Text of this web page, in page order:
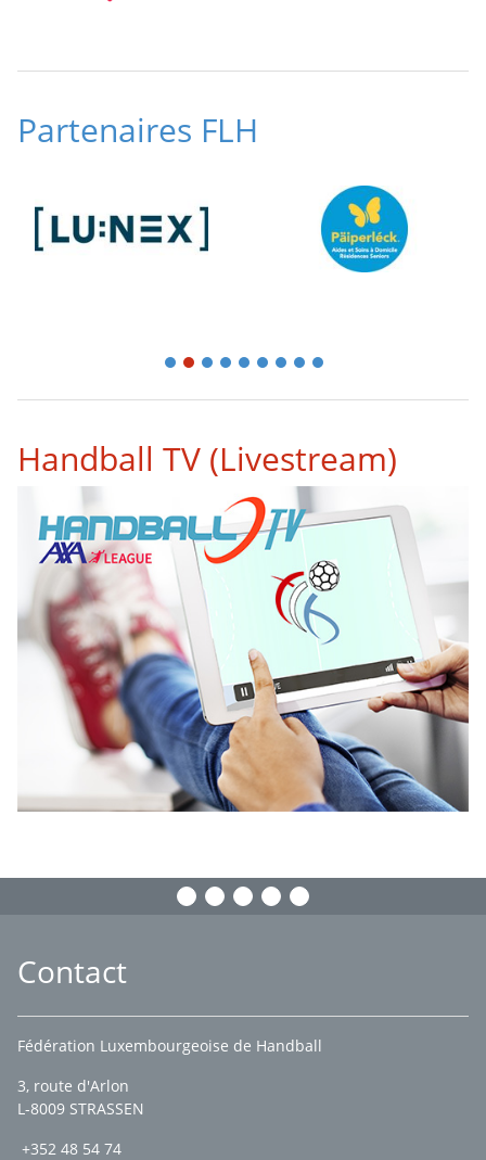
Partenaires FLH
1 2 3 4 5 6 7 8 9
Handball TV (Livestream)
Contact
Fédération Luxembourgeoise de Handball
3, route d'Arlon
L-8009 STRASSEN
+352 48 54 74